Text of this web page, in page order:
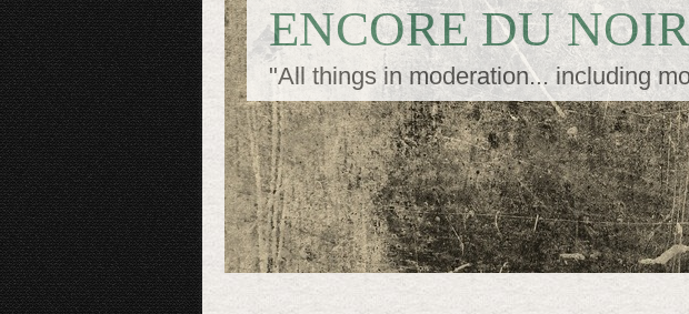
ENCORE DU
"All things in moderation... including